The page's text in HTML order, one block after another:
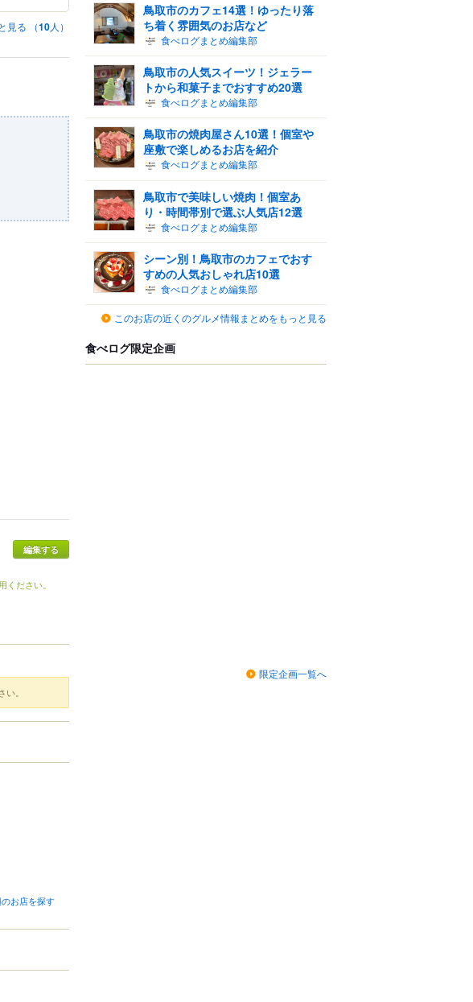
見る （10人）
ださい。
。
のお店を探す
鳥取市のカフェ14選！ゆったり落
ち着く雰囲気のお店など
食べログまとめ編集部
鳥取市の人気スイーツ！ジェラー
トから和菓子までおすすめ20選
食べログまとめ編集部
鳥取市の焼肉屋さん10選！個室や
座敷で楽しめるお店を紹介
食べログまとめ編集部
鳥取市で美味しい焼肉！個室あ
り・時間帯別で選ぶ人気店12選
食べログまとめ編集部
シーン別！鳥取市のカフェでおす
すめの人気おしゃれ店10選
食べログまとめ編集部
このお店の近くのグルメ情報まとめをもっと見る
食べログ限定企画
限定企画一覧へ